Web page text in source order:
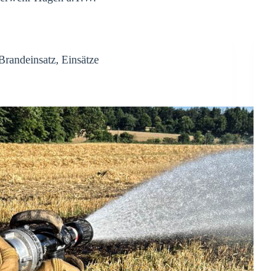
, Einsätze